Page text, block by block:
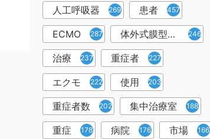
人工呼吸器 2698 患者 457
ECMO 287 体外式膜型人工肺 246
治療 237 重症者 227
エクモ 222 使用 203
重症者数 202 集中治療室 188
重症 178 病院 176 市場 166